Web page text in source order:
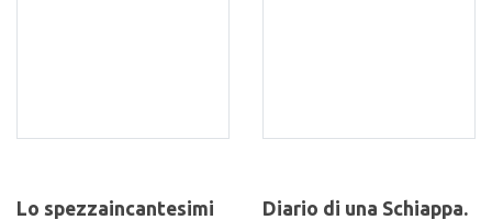
Lo spezzaincantesimi
Diario di una Schiappa.